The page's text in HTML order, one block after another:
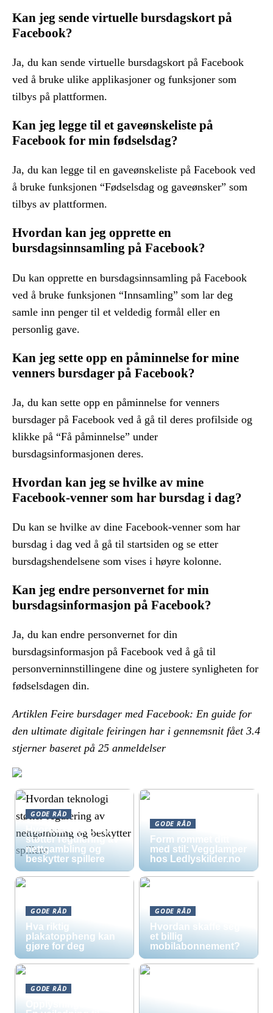
Kan jeg sende virtuelle bursdagskort på
Facebook?
Ja, du kan sende virtuelle bursdagskort på Facebook
ved å bruke ulike applikasjoner og funksjoner som
tilbys på plattformen.
Kan jeg legge til et gaveønskeliste på
Facebook for min fødselsdag?
Ja, du kan legge til en gaveønskeliste på Facebook ved
å bruke funksjonen “Fødselsdag og gaveønsker” som
tilbys av plattformen.
Hvordan kan jeg opprette en
bursdagsinnsamling på Facebook?
Du kan opprette en bursdagsinnsamling på Facebook
ved å bruke funksjonen “Innsamling” som lar deg
samle inn penger til et veldedig formål eller en
personlig gave.
Kan jeg sette opp en påminnelse for mine
venners bursdager på Facebook?
Ja, du kan sette opp en påminnelse for venners
bursdager på Facebook ved å gå til deres profilside og
klikke på “Få påminnelse” under
bursdagsinformasjonen deres.
Hvordan kan jeg se hvilke av mine
Facebook-venner som har bursdag i dag?
Du kan se hvilke av dine Facebook-venner som har
bursdag i dag ved å gå til startsiden og se etter
bursdagshendelsene som vises i høyre kolonne.
Kan jeg endre personvernet for min
bursdagsinformasjon på Facebook?
Ja, du kan endre personvernet for din
bursdagsinformasjon på Facebook ved å gå til
personverninnstillingene dine og justere synligheten for
fødselsdagen din.
Artiklen Feire bursdager med Facebook: En guide for
den ultimate digitale feiringen har i gennemsnit fået 3.4
stjerner baseret på 25 anmeldelser
GODE RÅD
Hvordan teknologi
støtter regulering av
nettgambling og
beskytter spillere
GODE RÅD
Form rommet ditt
med stil: Vegglamper
hos Ledlyskilder.no
GODE RÅD
Hva riktig
plakatoppheng kan
gjøre for deg
GODE RÅD
Hvordan skaffe seg
et billig
mobilabonnement?
GODE RÅD